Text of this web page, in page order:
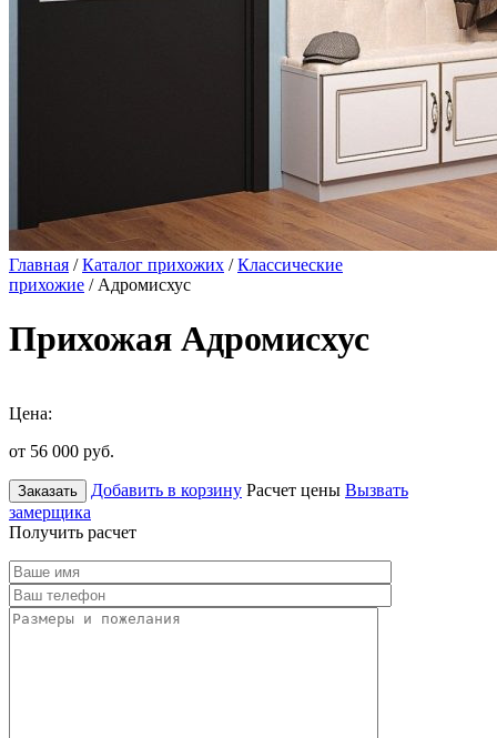
Главная /Каталог прихожих /Классические
прихожие / Адромисхус
Прихожая Адромисхус
Цена:
от 56 000 руб.
Заказать Добавить в корзину Расчет цены Вызвать
замерщика
Получить расчет